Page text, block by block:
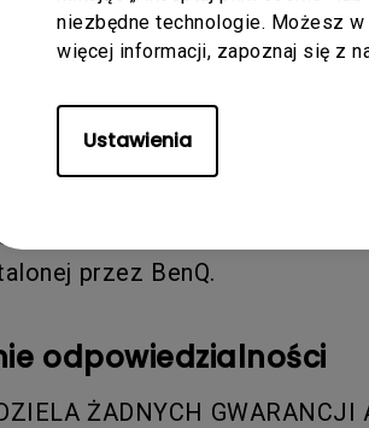
niezbędne technologie. Możesz
więcej informacji, zapoznaj się z
Ustawienia
ani zobowiązań. Przed
istniejących danych,
odpowiedzialności za
ze świadczenia
do uznania, że rozwiązanie
zakończenia świadczenia
po zakończeniu okresu
przez BenQ.
odpowiedzialności
ŻADNYCH GWARANCJI